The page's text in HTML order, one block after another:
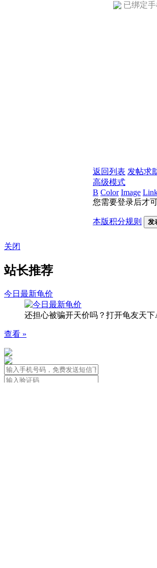
已绑定
返回列表 发帖求
高级模式
B Color Image
您需要登录后才
本版积分规则 发
关闭
站长推荐
今日最新龟价
还担心被骗开天价吗？打开龟友天下
查看 »